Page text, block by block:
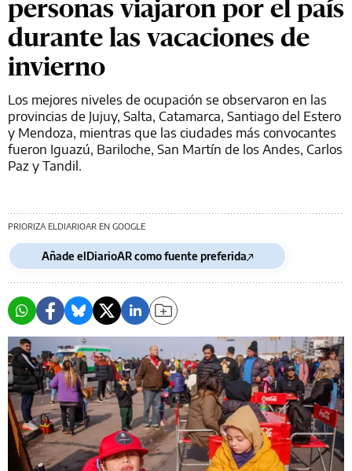
personas viajaron por el país
durante las vacaciones de
invierno
Los mejores niveles de ocupación se observaron en las
provincias de Jujuy, Salta, Catamarca, Santiago del Estero
y Mendoza, mientras que las ciudades más convocantes
fueron Iguazú, Bariloche, San Martín de los Andes, Carlos
Paz y Tandil.
PRIORIZA ELDIARIOAR EN GOOGLE
Añade elDiarioAR como fuente preferida